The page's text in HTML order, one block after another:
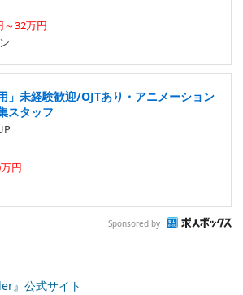
～32万円
」未経験歓迎/OJTあり・アニメーション
スタッフ
円
Sponsored by
』公式サイト